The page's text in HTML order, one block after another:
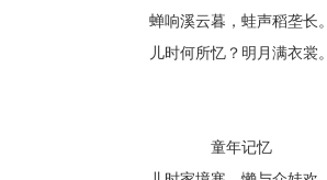
蝉响溪云暮，蛙声稻垄长。
儿时何所忆？明月满衣裳。
童年记忆